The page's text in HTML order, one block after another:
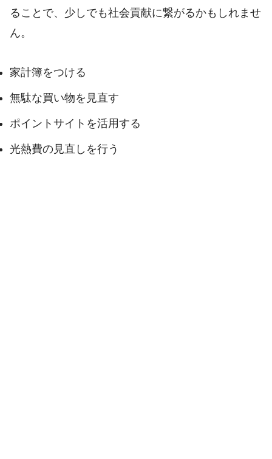
ることで、少しでも社会貢献に繋がるかもしれませ
ん。
家計簿をつける
無駄な買い物を見直す
ポイントサイトを活用する
光熱費の見直しを行う